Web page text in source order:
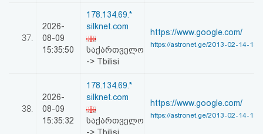
37.
2026-
08-09
15:35:50
178.134.69.*
silknet.com
საქართველო
-> Tbilisi
https://www.google.com/
https://astronet.ge/2013-02-14-18-
38.
2026-
08-09
15:35:32
178.134.69.*
silknet.com
საქართველო
https://www.google.com/
https://astronet.ge/2013-02-14-18-